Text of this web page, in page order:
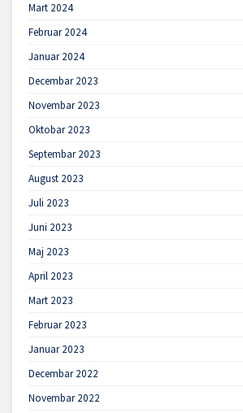
Mart 2024
Februar 2024
Januar 2024
Decembar 2023
Novembar 2023
Oktobar 2023
Septembar 2023
August 2023
Juli 2023
Juni 2023
Maj 2023
April 2023
Mart 2023
Februar 2023
Januar 2023
Decembar 2022
Novembar 2022